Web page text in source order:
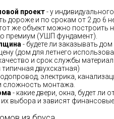
проект- у
дороже и по срокам от 2 до 6
же объект можно построить
премиум (УШП фундамент).
- будете ли заказывать
(дом для летнего
и срок службы
двухскатная)
электрика,
сложность монтажа.
- какие двери, окна, будет
выбора и зависят